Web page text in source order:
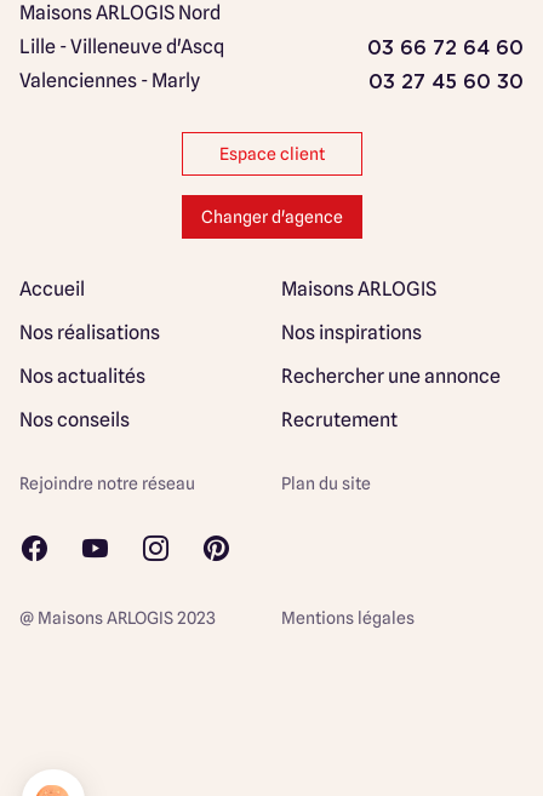
Maisons ARLOGIS Nord
Lille - Villeneuve d'Ascq
03 66 72 64 60
Valenciennes - Marly 03 27 45 60 30
Espace client
Changer d'agence
Accueil
Maisons ARLOGIS
Nos réalisations
Nos inspirations
Nos actualités
Rechercher une annonce
Nos conseils
Recrutement
Mentions légales
Rejoindre notre réseau Plan du site
@ Maisons ARLOGIS 2023